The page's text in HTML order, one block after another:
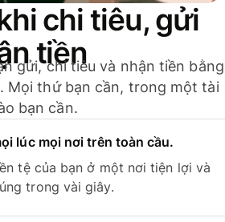
chi tiêu, gửi
tiền
gửi, chi tiêu và nhận tiền bằng
Mọi thứ bạn cần, trong một tài
bạn cần.
lúc mọi nơi trên toàn cầu.
tệ của bạn ở một nơi tiện lợi và
trong vài giây.